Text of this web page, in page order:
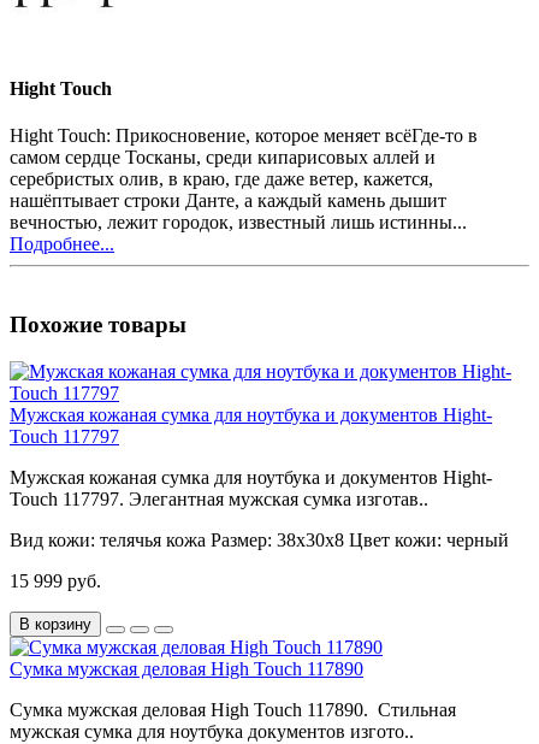
Hight Touch
Hight Touch: Прикосновение, которое меняет всёГде-то в
самом сердце Тосканы, среди кипарисовых аллей и
серебристых олив, в краю, где даже ветер, кажется,
нашёптывает строки Данте, а каждый камень дышит
вечностью, лежит городок, известный лишь истинны...
Подробнее...
Похожие товары
Мужская кожаная сумка для ноутбука и документов Hight-
Touch 117797
Мужская кожаная сумка для ноутбука и документов Hight-
Touch 117797. Элегантная мужская сумка изготав..
Вид кожи: телячья кожа Размер: 38х30х8 Цвет кожи: черный
15 999 руб.
В корзину
Сумка мужская деловая High Touch 117890
Сумка мужская деловая High Touch 117890. Стильная
мужская сумка для ноутбука документов изгото..